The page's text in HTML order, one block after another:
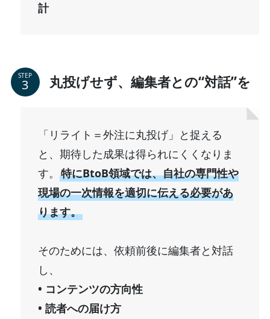
計
STEP 丸投げせず、編集者との“対話”を
「リライト＝外注に丸投げ」と捉える
と、期待した成果は得られにくくなりま
す。 特にBtoB領域では、自社の専門性や
現場の一次情報を適切に伝える必要があ
ります。
そのためには、依頼前後に編集者と対話
し、
• コンテンツの方向性
• 読者への届け方